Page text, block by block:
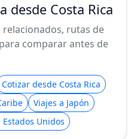
desde Costa Rica
rutas de
comparar antes de
Cotizar desde Costa Rica
Viajes a Japón
Estados Unidos